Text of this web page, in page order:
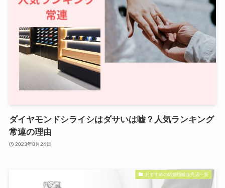
ダイヤモンドシライシはダサいは嘘？人気ランキング
常連の理由
2023年8月24日
おすすめの結婚指輪販売店一覧